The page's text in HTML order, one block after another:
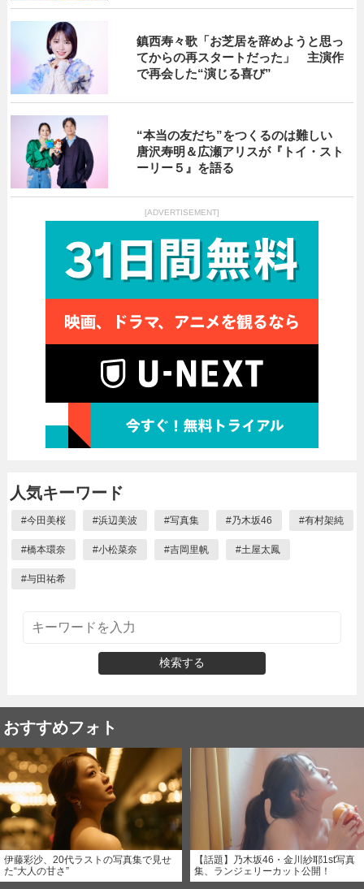
鎮西寿々歌「お芝居を辞めようと思っ
てからの再スタートだった」 主演作
で再会した“演じる喜び”
“本当の友だち”をつくるのは難しい
唐沢寿明＆広瀬アリスが『トイ・スト
ーリー５』を語る
[ADVERTISEMENT]
人気キーワード
#今田美桜 #浜辺美波 #写真集 #乃木坂46 #有村架純
#橋本環奈 #小松菜奈 #吉岡里帆 #土屋太鳳
#与田祐希
検索する
おすすめフォト
伊藤彩沙、20代ラストの写真集で見せ
た“大人の甘さ”
【話題】乃木坂46・金川紗耶1st写真
集、ランジェリーカット公開！